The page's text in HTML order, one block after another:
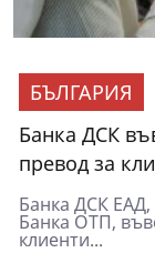
БЪЛГАРИЯ
Банка ДСК
превод за
Банка ДСК
Банка ОТП,
клиенти...